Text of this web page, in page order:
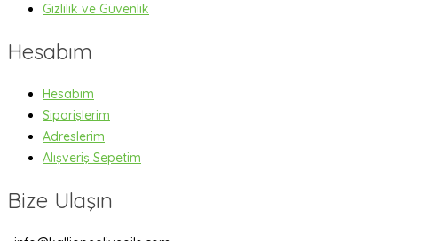
Gizlilik ve Güvenlik
Hesabım
Hesabım
Siparişlerim
Adreslerim
Alışveriş Sepetim
Bize Ulaşın